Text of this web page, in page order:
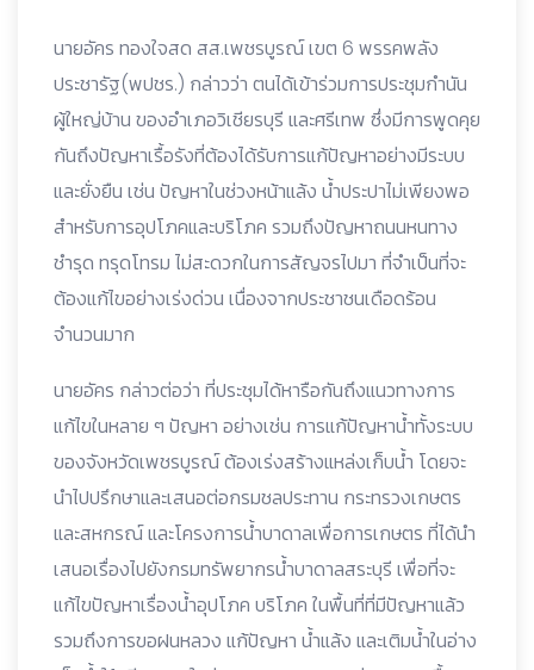
นายอัคร ทองใจสด สส.เพชรบูรณ์ เขต 6 พรรคพลัง
ประชารัฐ(พปชร.) กล่าวว่า ตนได้เข้าร่วมการประชุมกำนัน
ผู้ใหญ่บ้าน ของอำเภอวิเชียรบุรี และศรีเทพ ซึ่งมีการพูดคุย
กันถึงปัญหาเรื้อรังที่ต้องได้รับการแก้ปัญหาอย่างมีระบบ
และยั่งยืน เช่น ปัญหาในช่วงหน้าแล้ง น้ำประปาไม่เพียงพอ
สำหรับการอุปโภคและบริโภค รวมถึงปัญหาถนนหนทาง
ชำรุด ทรุดโทรม ไม่สะดวกในการสัญจรไปมา ที่จำเป็นที่จะ
ต้องแก้ไขอย่างเร่งด่วน เนื่องจากประชาชนเดือดร้อน
จำนวนมาก
นายอัคร กล่าวต่อว่า ที่ประชุมได้หารือกันถึงแนวทางการ
แก้ไขในหลาย ๆ ปัญหา อย่างเช่น การแก้ปัญหาน้ำทั้งระบบ
ของจังหวัดเพชรบูรณ์ ต้องเร่งสร้างแหล่งเก็บน้ำ โดยจะ
นำไปปรึกษาและเสนอต่อกรมชลประทาน กระทรวงเกษตร
และสหกรณ์ และโครงการน้ำบาดาลเพื่อการเกษตร ที่ได้นำ
เสนอเรื่องไปยังกรมทรัพยากรน้ำบาดาลสระบุรี เพื่อที่จะ
แก้ไขปัญหาเรื่องน้ำอุปโภค บริโภค ในพื้นที่ที่มีปัญหาแล้ว
รวมถึงการขอฝนหลวง แก้ปัญหา น้ำแล้ง และเติมน้ำในอ่าง